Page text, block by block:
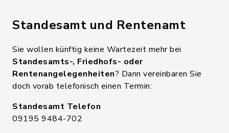
Standesamt und Rentenamt
Sie wollen künftig keine Wartezeit mehr bei
Standesamts-, Friedhofs- oder
Rentenangelegenheiten? Dann vereinbaren Sie
doch vorab telefonisch einen Termin:
Standesamt Telefon
09195 9484-702